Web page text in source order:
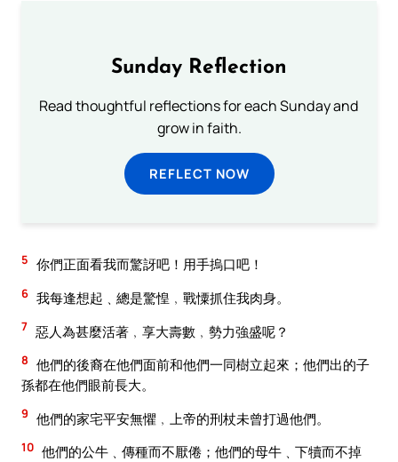
Sunday Reflection
Read thoughtful reflections for each Sunday and
grow in faith.
REFLECT NOW
5 你們正面看我而驚訝吧！用手摀口吧！
6 我每逢想起﹑總是驚惶﹐戰憟抓住我肉身。
7 惡人為甚麼活著﹐享大壽數﹐勢力強盛呢？
8 他們的後裔在他們面前和他們一同樹立起來；他們出的子
孫都在他們眼前長大。
9 他們的家宅平安無懼﹐上帝的刑杖未曾打過他們。
10 他們的公牛﹑傳種而不厭倦；他們的母牛﹑下犢而不掉